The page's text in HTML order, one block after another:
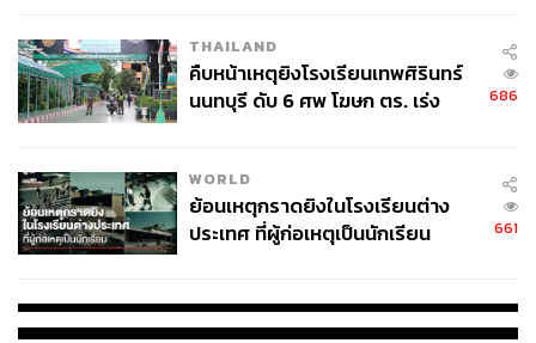
THAILAND
คืบหน้าเหตุยิงโรงเรียนเทพศิรินทร์
นนทบุรี ดับ 6 ศพ โฆษก ตร. เร่ง
686
WORLD
ย้อนเหตุกราดยิงในโรงเรียนต่าง
ประเทศ ที่ผู้ก่อเหตุเป็นนักเรียน
661